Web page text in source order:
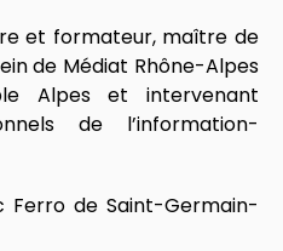
et formateur, maître de
de Médiat Rhône-Alpes
Alpes et intervenant
de l’information-
Ferro de Saint-Germain-